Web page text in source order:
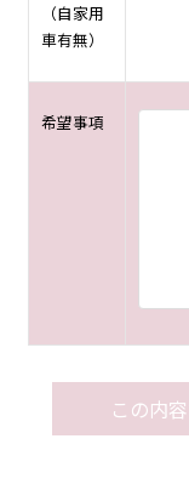
（自家用
車有無）
希望事項